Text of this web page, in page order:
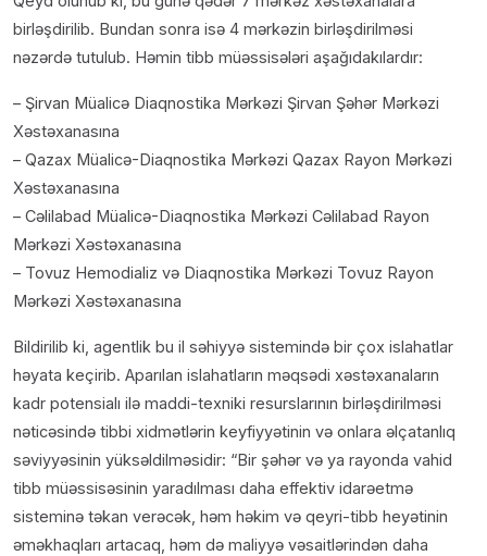
birləşdirilib. Bundan sonra isə 4 mərkəzin birləşdirilməsi
nəzərdə tutulub. Həmin tibb müəssisələri aşağıdakılardır:
– Şirvan Müalicə Diaqnostika Mərkəzi Şirvan Şəhər Mərkəzi
Xəstəxanasına
– Qazax Müalicə-Diaqnostika Mərkəzi Qazax Rayon Mərkəzi
Xəstəxanasına
– Cəlilabad Müalicə-Diaqnostika Mərkəzi Cəlilabad Rayon
Mərkəzi Xəstəxanasına
– Tovuz Hemodializ və Diaqnostika Mərkəzi Tovuz Rayon
Mərkəzi Xəstəxanasına
Bildirilib ki, agentlik bu il səhiyyə sistemində bir çox islahatlar
həyata keçirib. Aparılan islahatların məqsədi xəstəxanaların
kadr potensialı ilə maddi-texniki resurslarının birləşdirilməsi
nəticəsində tibbi xidmətlərin keyfiyyətinin və onlara əlçatanlıq
səviyyəsinin yüksəldilməsidir: “Bir şəhər və ya rayonda vahid
tibb müəssisəsinin yaradılması daha effektiv idarəetmə
sisteminə təkan verəcək, həm həkim və qeyri-tibb heyətinin
əməkhaqları artacaq, həm də maliyyə vəsaitlərindən daha